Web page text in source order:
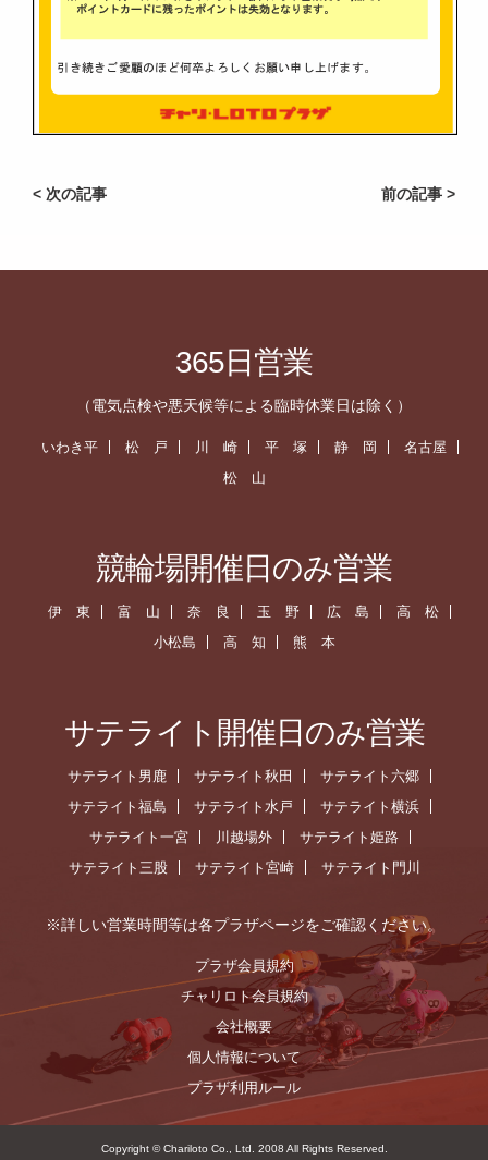
前の記事 >
< 次の記事
365日営業
（電気点検や悪天候等による臨時休業日は除く）
いわき平 松 戸 川 崎 平 塚 静 岡
名古屋
松 山
競輪場開催日のみ営業
伊 東 富 山 奈 良 玉 野 広 島
高 松
小松島
高 知 熊 本
サテライト開催日のみ営業
サテライト男鹿 サテライト秋田
サテライト六郷
サテライト福島
サテライト水戸
サテライト横浜
サテライト一宮
川越場外
サテライト姫路
サテライト三股
サテライト宮崎 サテライト門川
※詳しい営業時間等は各プラザページをご確認ください。
プラザ会員規約
チャリロト会員規約
会社概要
個人情報について
プラザ利用ルール
Copyright © Chariloto Co., Ltd. 2008 All Rights Reserved.